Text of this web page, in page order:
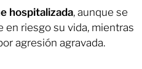
hospitalizada, aunque se
en riesgo su vida, mientras
agresión agravada.